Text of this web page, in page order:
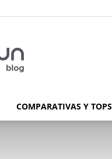
COMPARATIVAS Y TOPS